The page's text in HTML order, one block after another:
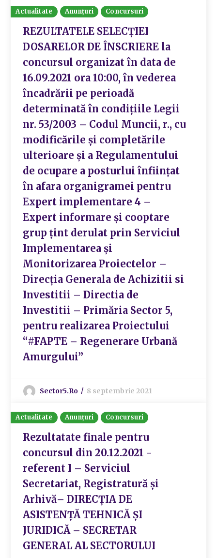
Actualitate Anunțuri Concursuri
REZULTATELE SELECŢIEI
DOSARELOR DE ÎNSCRIERE la
concursul organizat în data de
16.09.2021 ora 10:00, în vederea
încadrării pe perioadă
determinată în condiţiile Legii
nr. 53/2003 – Codul Muncii, r., cu
modificările şi completările
ulterioare şi a Regulamentului
de ocupare a posturlui înfiinţat
în afara organigramei pentru
Expert implementare 4 –
Expert informare și cooptare
grup țint derulat prin Serviciul
Implementarea și
Monitorizarea Proiectelor –
Direcția Generala de Achizitii si
Investitii – Directia de
Investitii – Primăria Sector 5,
pentru realizarea Proiectului
“#FAPTE – Regenerare Urbană
Amurgului”
Sector5.ro 8 septembrie 2021
Actualitate Anunțuri Concursuri
Rezultatate finale pentru
concursul din 20.12.2021 -
referent I – Serviciul
Secretariat, Registratură și
Arhivă– DIRECȚIA DE
ASISTENȚĂ TEHNICĂ ȘI
JURIDICĂ – SECRETAR
GENERAL AL SECTORULUI